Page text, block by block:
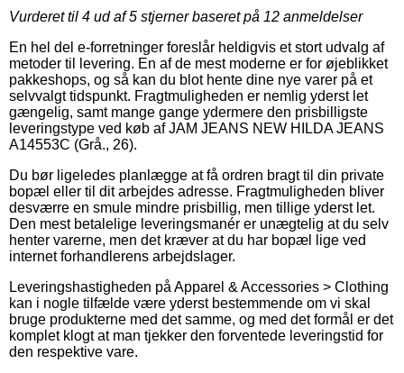
Vurderet til 4 ud af 5 stjerner baseret på 12 anmeldelser
En hel del e-forretninger foreslår heldigvis et stort udvalg af
metoder til levering. En af de mest moderne er for øjeblikket
pakkeshops, og så kan du blot hente dine nye varer på et
selvvalgt tidspunkt. Fragtmuligheden er nemlig yderst let
gængelig, samt mange gange ydermere den prisbilligste
leveringstype ved køb af JAM JEANS NEW HILDA JEANS
A14553C (Grå., 26).
Du bør ligeledes planlægge at få ordren bragt til din private
bopæl eller til dit arbejdes adresse. Fragtmuligheden bliver
desværre en smule mindre prisbillig, men tillige yderst let.
Den mest betalelige leveringsmanér er unægtelig at du selv
henter varerne, men det kræver at du har bopæl lige ved
internet forhandlerens arbejdslager.
Leveringshastigheden på Apparel & Accessories > Clothing
kan i nogle tilfælde være yderst bestemmende om vi skal
bruge produkterne med det samme, og med det formål er det
komplet klogt at man tjekker den forventede leveringstid for
den respektive vare.